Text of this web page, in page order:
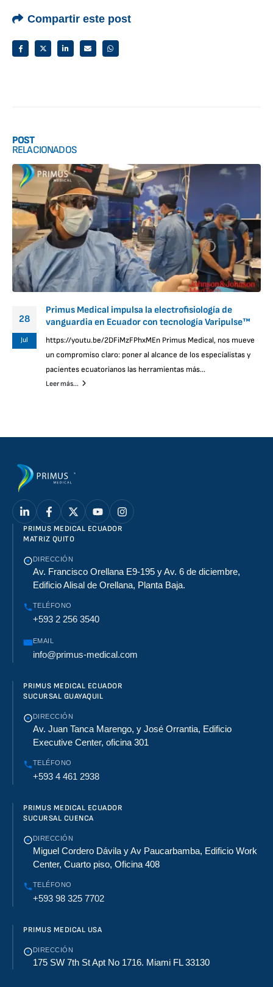
Compartir este post
POST
RELACIONADOS
28
Jul
Primus Medical impulsa la electrofisiología de
vanguardia en Ecuador con tecnología Varipulse™
https://youtu.be/2DFiMzFPhxMEn Primus Medical, nos mueve
un compromiso claro: poner al alcance de los especialistas y
pacientes ecuatorianos las herramientas más...
Leer más...
PRIMUS MEDICAL ECUADOR
MATRIZ QUITO
DIRECCIÓN
Av. Francisco Orellana E9-195 y Av. 6 de diciembre,
Edificio Alisal de Orellana, Planta Baja.
TELÉFONO
+593 2 256 3540
EMAIL
info@primus-medical.com
PRIMUS MEDICAL ECUADOR
SUCURSAL GUAYAQUIL
DIRECCIÓN
Av. Juan Tanca Marengo, y José Orrantia, Edificio
Executive Center, oficina 301
TELÉFONO
+593 4 461 2938
PRIMUS MEDICAL ECUADOR
SUCURSAL CUENCA
DIRECCIÓN
Miguel Cordero Dávila y Av Paucarbamba, Edificio Work
Center, Cuarto piso, Oficina 408
TELÉFONO
+593 98 325 7702
PRIMUS MEDICAL USA
DIRECCIÓN
175 SW 7th St Apt No 1716. Miami FL 33130